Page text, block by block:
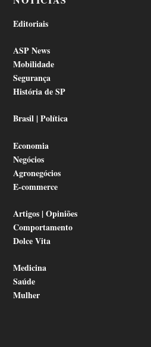
Editoriais
ASP News
Mobilidade
Segurança
História de SP
Brasil | Política
Economia
Negócios
Agronegócios
E-commerce
Artigos | Opiniões
Comportamento
Dolce Vita
Medicina
Saúde
Mulher